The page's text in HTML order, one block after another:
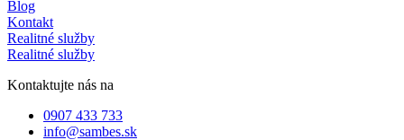
Blog
Kontakt
Realitné služby
Realitné služby
Kontaktujte nás na
0907 433 733
info@sambes.sk